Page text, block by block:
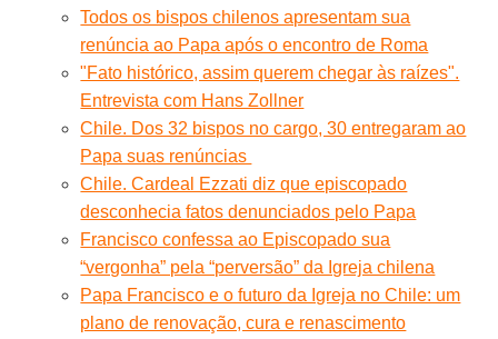
Todos os bispos chilenos apresentam sua
renúncia ao Papa após o encontro de Roma
"Fato histórico, assim querem chegar às raízes".
Entrevista com Hans Zollner
Chile. Dos 32 bispos no cargo, 30 entregaram ao
Papa suas renúncias
Chile. Cardeal Ezzati diz que episcopado
desconhecia fatos denunciados pelo Papa
Francisco confessa ao Episcopado sua
“vergonha” pela “perversão” da Igreja chilena
Papa Francisco e o futuro da Igreja no Chile: um
plano de renovação, cura e renascimento